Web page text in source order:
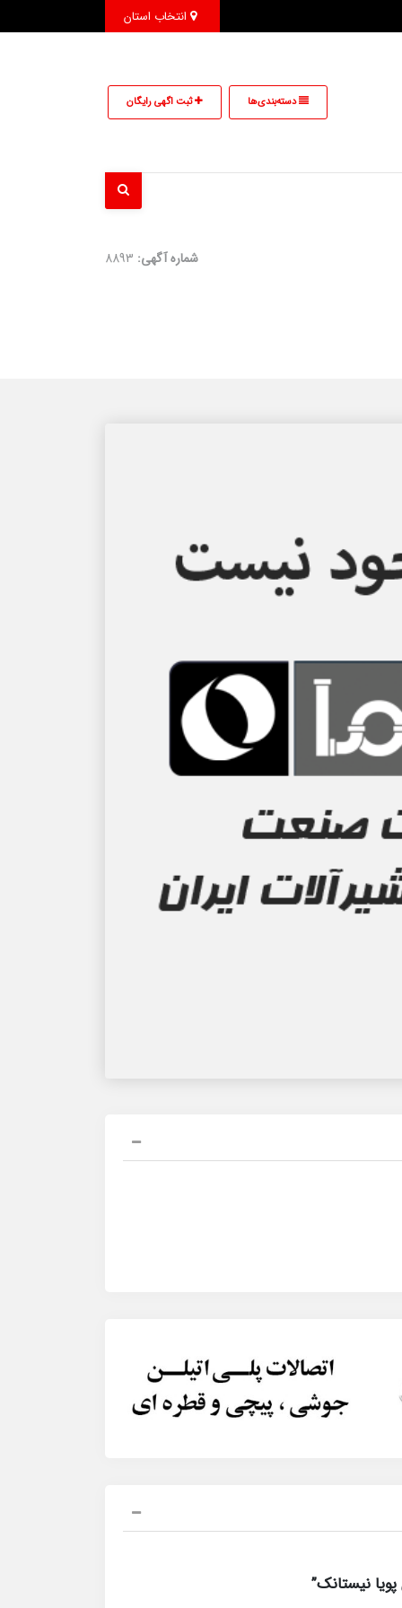
دسته‌بندی‌ها ثبت اگهی رایگان
شماره آگهی: 8893
نیستانک”